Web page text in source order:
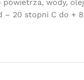
wody,
– 20 stopni C do +